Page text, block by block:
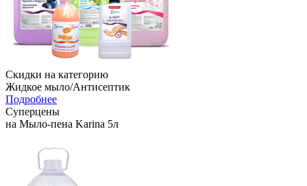
Скидки на категорию
Жидкое мыло/Антисептик
Подробнее
Суперцены
на Мыло-пена Karina 5л